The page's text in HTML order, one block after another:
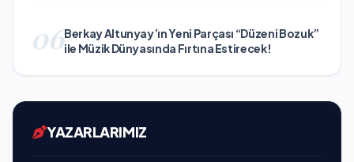
06Berkay Altunyay’ın Yeni Parçası “Düzeni Bozuk”
ile Müzik Dünyasında Fırtına Estirecek!
YAZARLARIMIZ